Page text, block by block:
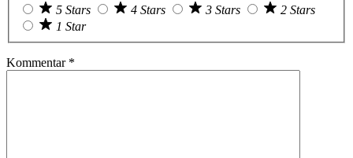
5 Stars
4 Stars 3 Stars
2 Stars
1 Star
Kommentar *